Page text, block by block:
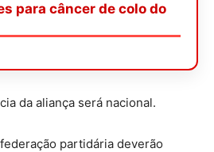
para câncer de colo do
da aliança será nacional.
partidária deverão